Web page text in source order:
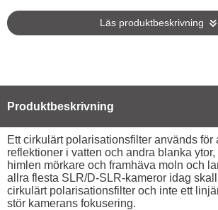
Läs produktbeskrivning
Produktbeskrivning
Produktbeskrivning
Ett cirkulärt polarisationsfilter används för
reflektioner i vatten och andra blanka ytor,
himlen mörkare och framhäva moln och
allra flesta SLR/D-SLR-kameror idag
cirkulärt polarisationsfilter och inte ett
stör kamerans fokusering.